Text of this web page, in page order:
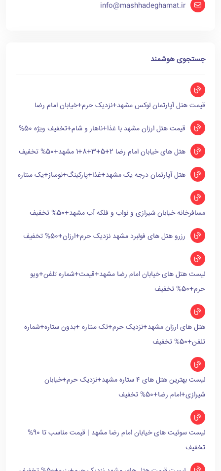
info@mashhadeghamat.ir
جستجوی هوشمند
قیمت هتل آپارتمان لوکس مشهد+نزدیک حرم+خیابان امام رضا
قیمت هتل ارزان مشهد با غذا+ناهار و شام+تخفیف ویژه 50%
هتل های خیابان امام رضا 2+5+3+8+1 مشهد+50% تخفیف
هتل آپارتمان درجه یک مشهد+غذا+پارکینگ+نوساز+یک ستاره
مسافرخانه خیابان شیرازی و نواب و فلکه آب مشهد+50% تخفیف
رزرو هتل های فولبرد مشهد نزدیک حرم+ارزان+50% تخفیف
لیست هتل های خیابان امام رضا مشهد+قیمت+شماره تلفن+ویو
حرم+50% تخفیف
هتل های ارزان مشهد+نزدیک حرم+تک ستاره +بدون ستاره+شماره
تلفن+50% تخفیف
لیست بهترین هتل های ۴ ستاره مشهد+نزدیک حرم+خیابان
شیرازی+امام رضا+50% تخفیف
لیست سوئیت های خیابان امام رضا مشهد | قیمت مناسب تا 90%
تخفیف